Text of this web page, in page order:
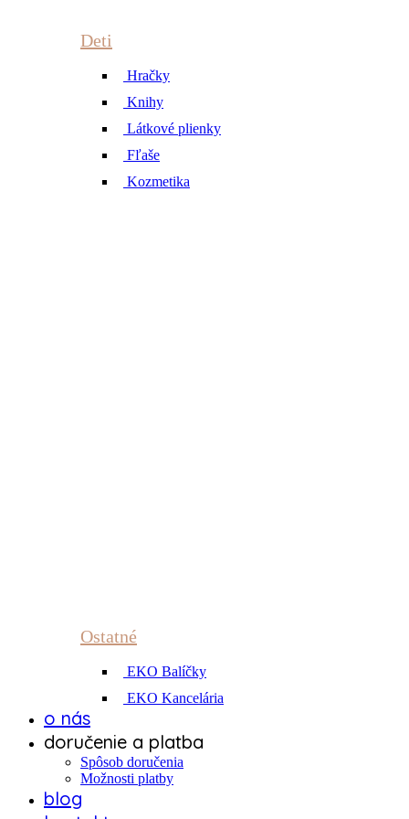
Deti
Hračky
Knihy
Látkové plienky
Fľaše
Kozmetika
Ostatné
EKO Balíčky
EKO Kancelária
o nás
doručenie a platba
Spôsob doručenia
Možnosti platby
blog